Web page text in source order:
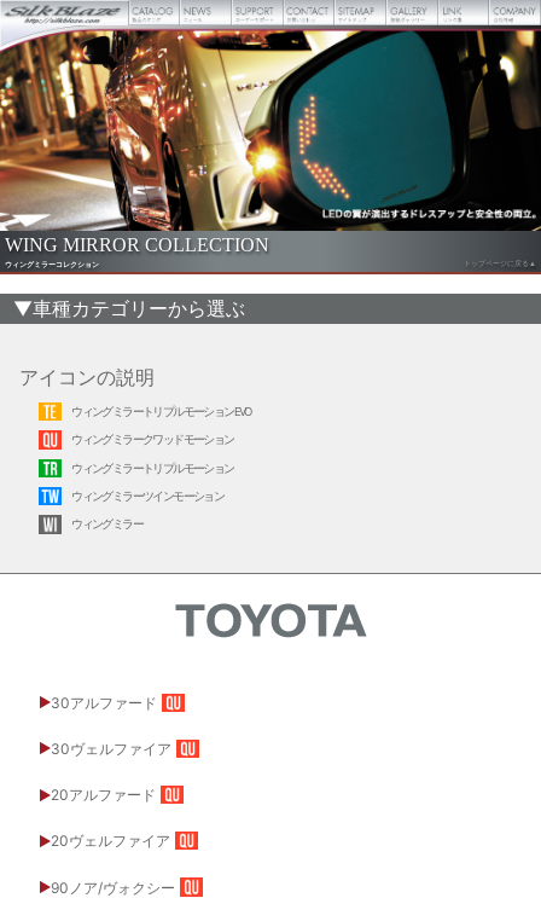
WING MIRROR COLLECTION
ウィングミラーコレクション トップページに戻る▲
▼車種カテゴリーから選ぶ
アイコンの説明
ウィングミラートリプルモーションEVO
ウィングミラークワッドモーション
ウィングミラートリプルモーション
ウィングミラーツインモーション
ウィングミラー
30アルファード
30ヴェルファイア
20アルファード
20ヴェルファイア
90ノア/ヴォクシー